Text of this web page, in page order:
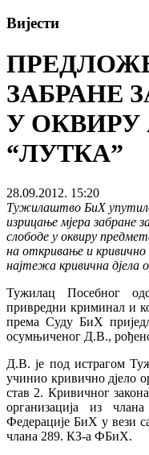
Вијести
ЗАБРАНЕ
У ОКВИРУ
“ЛУТКА”
28.09.2012. 15:20
Тужилаштво БиХ
изрицање мјера забране
слободе у оквиру
на откривање и
најтежа кривична дјела
Тужилац Посебног
привредни криминал и
према Суду БиХ
осумњиченог Д.В.,
Д.В. је под истрагом
учинио кривично дјело
став 2. Кривичног
организација из
Федерације БиХ у вези
члана 289. КЗ-а ФБиХ.